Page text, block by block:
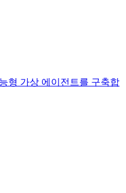
형 가상 에이전트를 구축합